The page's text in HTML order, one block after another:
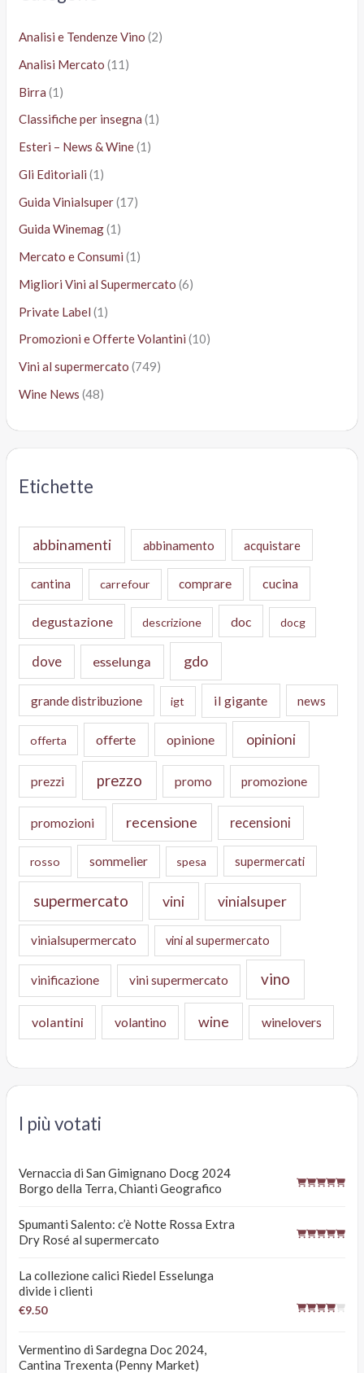
Analisi e Tendenze Vino (2)
Analisi Mercato (11)
Birra (1)
Classifiche per insegna (1)
Esteri – News & Wine(1)
Gli Editoriali (1)
Guida Vinialsuper(17)
Guida Winemag(1)
Mercato e Consumi (1)
Migliori Vini al Supermercato (6)
Private Label (1)
Promozioni e Offerte Volantini (10)
Vini al supermercato (749)
Wine News (48)
Etichette
abbinamenti abbinamento acquistare
cantina carrefour comprare cucina
degustazione descrizione doc docg
dove esselunga gdo
grande distribuzione igt il gigante news
offerta offerte opinione opinioni
prezzi prezzo promo promozione
promozioni recensione recensioni
rosso sommelier spesa supermercati
supermercato vini vinialsuper
vinialsupermercato vini al supermercato
vinificazione vini supermercato vino
volantini volantino wine winelovers
I più votati
Vernaccia di San Gimignano Docg 2024
Borgo della Terra, Chianti Geografico
Spumanti Salento: c’è Notte Rossa Extra
Dry Rosé al supermercato
La collezione calici Riedel Esselunga
divide i clienti
€9.50
Vermentino di Sardegna Doc 2024,
Cantina Trexenta (Penny Market)